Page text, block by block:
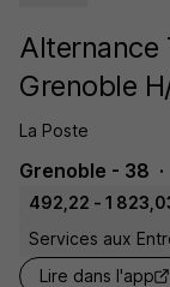
Alternance
Grenoble
La Poste
Grenoble - 38
492,22 - 1
Services aux
Lire dans l'app